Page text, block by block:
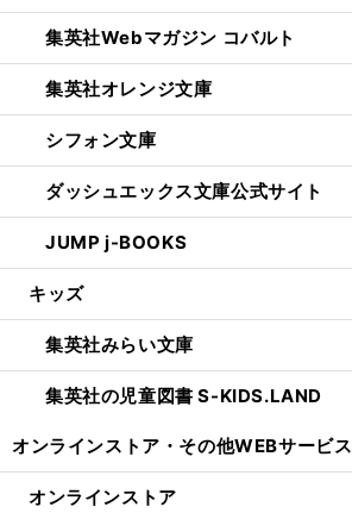
集英社Webマガジン コバルト
集英社オレンジ文庫
シフォン文庫
ダッシュエックス文庫公式サイト
JUMP j-BOOKS
キッズ
集英社みらい文庫
集英社の児童図書 S-KIDS.LAND
オンラインストア・ その他WEBサービス
オンラインストア